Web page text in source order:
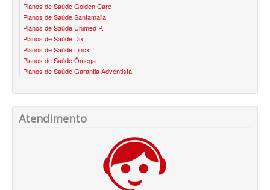
AMIL PLANO DE SAÚDE INFANTIL
BIOVIDA PLANO DE SAÚDE INFANTIL
CUIDAR ME PLANO DE SAÚDE INFANTIL
GARANTIA GS PLANO DE SAÚDE INFANTIL
GNDI PLANO DE SAÚDE INFANTIL
Planos de Saúde Golden Care
Planos de Saúde Santamalia
Planos de Saúde Unimed P.
Planos de Saúde Dix
Planos de Saúde Lincx
Planos de Saúde Ômega
Planos de Saúde Garantia Adventista
Atendimento